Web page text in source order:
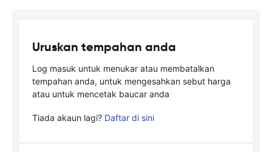
Uruskan tempahan anda
Log masuk untuk menukar atau membatalkan
tempahan anda, untuk mengesahkan sebut harga
atau untuk mencetak baucar anda
Tiada akaun lagi? Daftar di sini